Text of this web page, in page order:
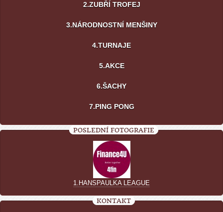
2.ZUBŘÍ TROFEJ
3.NÁRODNOSTNÍ MENŠINY
4.TURNAJE
5.AKCE
6.ŠACHY
7.PING PONG
POSLEDNÍ FOTOGRAFIE
1.HANSPAULKA LEAGUE
KONTAKT